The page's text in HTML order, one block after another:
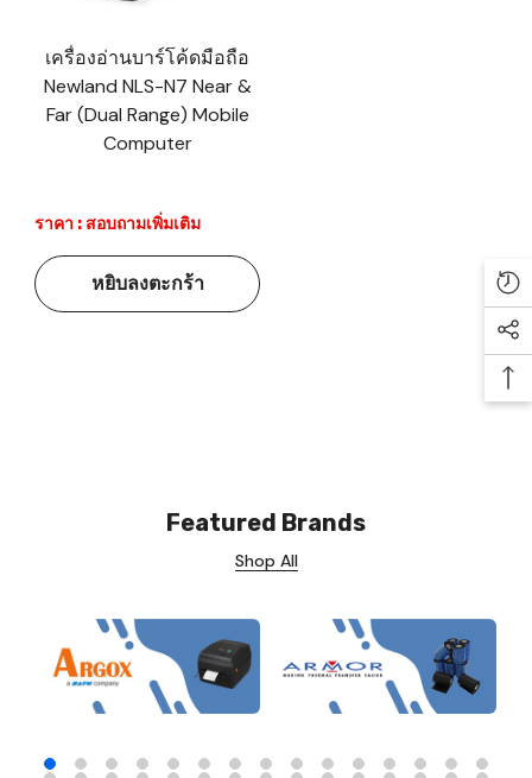
เครื่องอ่านบาร์โค้ดมือถือ
Newland NLS-N7 Near &
Far (Dual Range) Mobile
Computer
ราคา : สอบถามเพิ่มเติม
หยิบลงตะกร้า
Featured Brands
Shop All